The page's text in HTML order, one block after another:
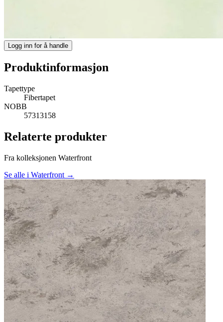
Logg inn for å handle
Produktinformasjon
Tapettype
Fibertapet
NOBB
57313158
Relaterte produkter
Fra kolleksjonen Waterfront
Se alle i Waterfront →